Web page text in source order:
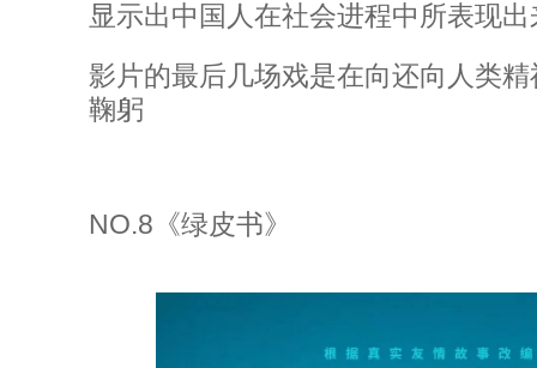
显示出中国人在社会进程中所表现
影片的最后几场戏是在向还向人类
鞠躬
NO.8《绿皮书》